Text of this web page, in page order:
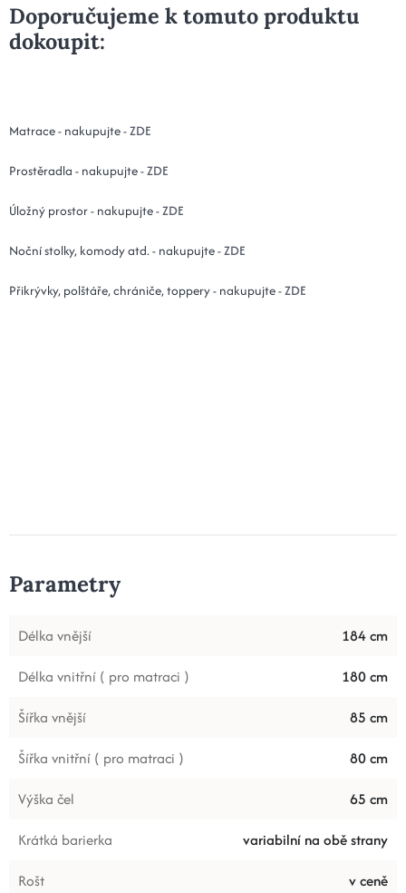
Doporučujeme k tomuto produktu
dokoupit:
Matrace - nakupujte -ZDE
Prostěradla - nakupujte -ZDE
Úložný prostor - nakupujte -ZDE
Noční stolky, komody atd. - nakupujte -ZDE
Přikrývky, polštáře, chrániče, toppery - nakupujte -ZDE
Parametry
Délka vnější
184 cm
Délka vnitřní ( pro matraci )
180 cm
Šířka vnější
85 cm
Šířka vnitřní ( pro matraci )
80 cm
Výška čel
65 cm
Krátká barierka
variabilní na obě strany
Rošt
v ceně